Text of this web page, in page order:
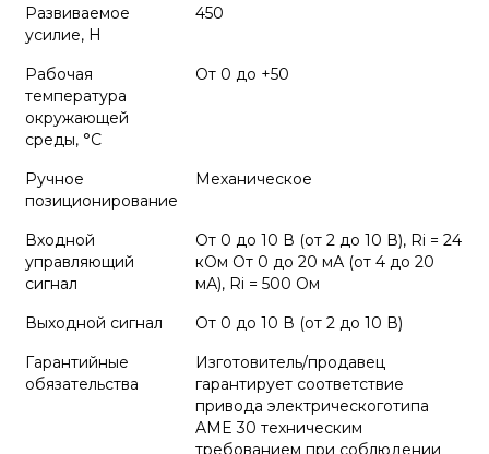
Развиваемое
усилие, Н
450
Рабочая
температура
окружающей
среды, °С
От 0 до +50
Ручное
позиционирование
Механическое
Входной
управляющий
сигнал
От 0 до 10 В (от 2 до 10 В), Ri = 24
кОм От 0 до 20 мА (от 4 до 20
мА), Ri = 500 Ом
Выходной сигнал
От 0 до 10 В (от 2 до 10 В)
Гарантийные
обязательства
Изготовитель/продавец
гарантирует соответствие
привода электрическоготипа
AME 30 техническим
требованием при соблюдении